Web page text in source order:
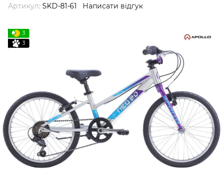
Артикул: SKD-81-61 Написати відгук
3
3